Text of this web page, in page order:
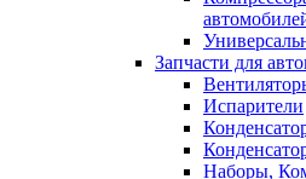
Запчасти для
Испарители
Наборы,